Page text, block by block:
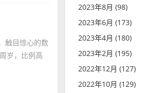
触目惊心的数
2023年8月 (98)
2023年6月 (173)
2023年4月 (180)
2023年2月 (195)
2022年12月 (127)
2022年10月 (129)